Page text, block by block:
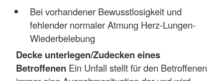
Bei vorhandener Bewusstlosigkeit und
fehlender normaler Atmung Herz-Lungen-
Wiederbelebung
Decke unterlegen/Zudecken eines
Betroffenen Ein Unfall stellt für den Betroffenen